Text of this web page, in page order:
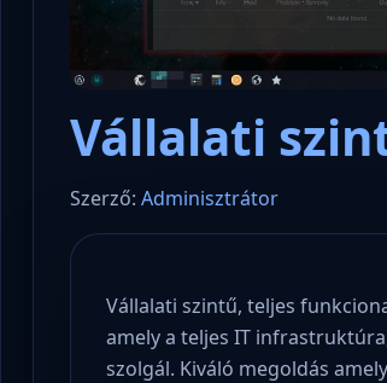
Vállalati
Szerző: Adminisztrátor
Vállalati szintű, teljes
amely a teljes IT
szolgál. Kiváló megoldás